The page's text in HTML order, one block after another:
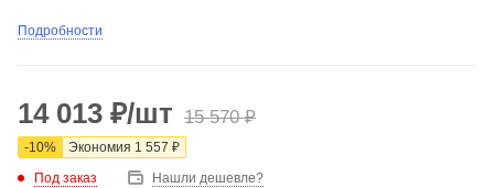
Подробности
14 013 ₽/шт 15 570₽
-10% Экономия 1 557 ₽
Под заказ
Нашли дешевле?